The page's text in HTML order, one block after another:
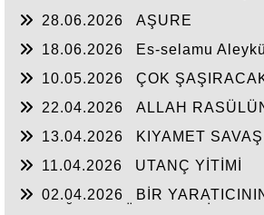
28.06.2026
AŞURE
18.06.2026
Es-selamu
10.05.2026
ÇOK
22.04.2026
ALLAH
13.04.2026
KIYAMET
11.04.2026
UTANÇ YİTİMİ
02.04.2026
BİR